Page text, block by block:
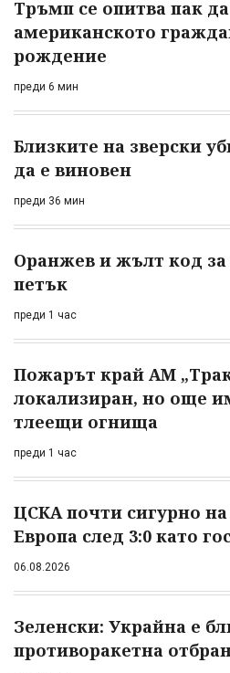
Тръмп се опитва пак
американското
рождение
преди 6 мин
Близките на зверски
да е виновен
преди 36 мин
Оранжев и жълт код
петък
преди 1 час
Пожарът край АМ
локализиран, но още
тлеещи огнища
преди 1 час
ЦСКА почти сигурно
Европа след 3:0 като
06.08.2026
Зеленски: Украйна е
противоракетна